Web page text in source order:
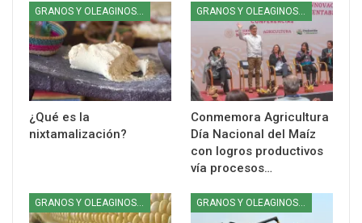
¿Qué es la
nixtamalización?
Conmemora Agricultura
Día Nacional del Maíz
con logros productivos
vía procesos…
GRANOS Y OLEAGINOSAS GRANOS Y OLEAGINOSAS